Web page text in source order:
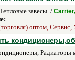
завесы. /
.
оптом, Сервис,
Радиаторы